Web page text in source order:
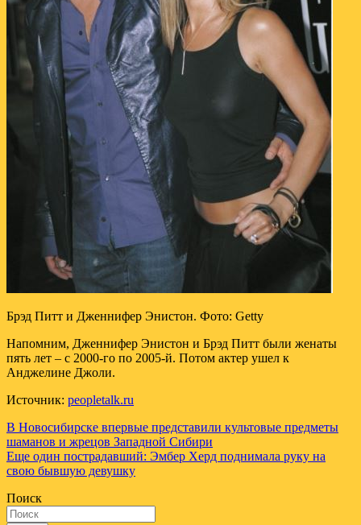
Брэд Питт и Дженнифер Энистон. Фото: Getty
Напомним, Дженнифер Энистон и Брэд Питт были женаты
пять лет – с 2000-го по 2005-й. Потом актер ушел к
Анджелине Джоли.
Источник: peopletalk.ru
Навигация
по
записям
В Новосибирске впервые представили культовые предметы
шаманов и жрецов Западной Сибири
Еще один пострадавший: Эмбер Херд поднимала руку на
свою бывшую девушку
Поиск